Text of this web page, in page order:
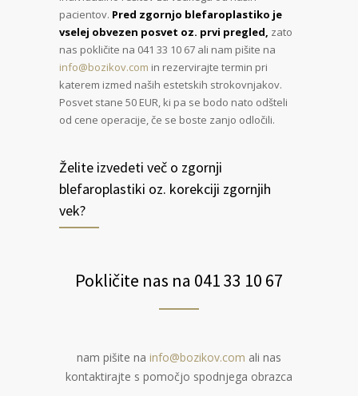
pacientov. Pred zgornjo blefaroplastiko je
vselej obvezen posvet oz. prvi pregled,
zato
nas pokličite na 041 33 10 67 ali nam pišite na
info@bozikov.com
in rezervirajte termin pri
katerem izmed naših estetskih strokovnjakov.
Posvet stane 50 EUR, ki pa se bodo nato odšteli
od cene operacije, če se boste zanjo odločili.
Želite izvedeti več o zgornji
blefaroplastiki oz. korekciji zgornjih
vek?
Pokličite nas na 041 33 10 67
nam pišite na info@bozikov.com
ali nas
kontaktirajte s pomočjo spodnjega obrazca